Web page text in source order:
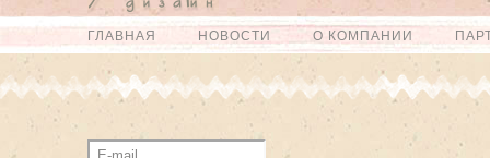
Главное меню
ГЛАВНАЯ НОВОСТИ О КОМПАНИИ